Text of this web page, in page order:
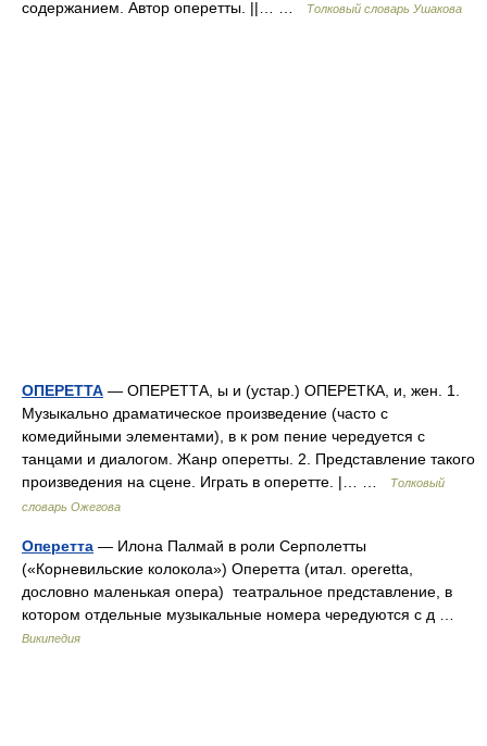
содержанием. Автор оперетты. ||… …
Толковый словарь Ушакова
ОПЕРЕТТА — ОПЕРЕТТА, ы и (устар.) ОПЕРЕТКА, и, жен. 1.
Музыкально драматическое произведение (часто с
комедийными элементами), в к ром пение чередуется с
танцами и диалогом. Жанр оперетты. 2. Представление такого
произведения на сцене. Играть в оперетте. |… …
Толковый
словарь Ожегова
Оперетта — Илона Палмай в роли Серполетты
(«Корневильские колокола») Оперетта (итал. operetta,
дословно маленькая опера) театральное представление, в
котором отдельные музыкальные номера чередуются с д …
Википедия